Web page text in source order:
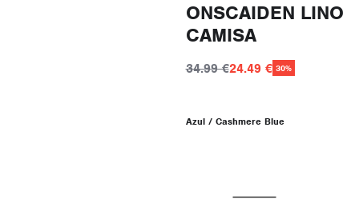
ONSCAIDEN LINO
CAMISA
34.99 €24.49 € 30%
Azul / Cashmere Blue